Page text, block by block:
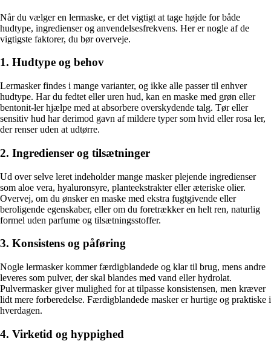
Når du vælger en lermaske, er det vigtigt at tage højde for både
hudtype, ingredienser og anvendelsesfrekvens. Her er nogle af de
vigtigste faktorer, du bør overveje.
1. Hudtype og behov
Lermasker findes i mange varianter, og ikke alle passer til enhver
hudtype. Har du fedtet eller uren hud, kan en maske med grøn eller
bentonit-ler hjælpe med at absorbere overskydende talg. Tør eller
sensitiv hud har derimod gavn af mildere typer som hvid eller rosa ler,
der renser uden at udtørre.
2. Ingredienser og tilsætninger
Ud over selve leret indeholder mange masker plejende ingredienser
som aloe vera, hyaluronsyre, planteekstrakter eller æteriske olier.
Overvej, om du ønsker en maske med ekstra fugtgivende eller
beroligende egenskaber, eller om du foretrækker en helt ren, naturlig
formel uden parfume og tilsætningsstoffer.
3. Konsistens og påføring
Nogle lermasker kommer færdigblandede og klar til brug, mens andre
leveres som pulver, der skal blandes med vand eller hydrolat.
Pulvermasker giver mulighed for at tilpasse konsistensen, men kræver
lidt mere forberedelse. Færdigblandede masker er hurtige og praktiske i
hverdagen.
4. Virketid og hyppighed